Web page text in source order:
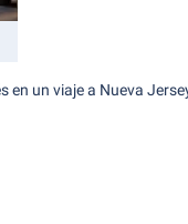
en un viaje a Nueva